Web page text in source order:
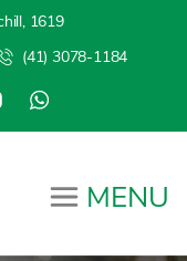
1619
(41) 3078-1184
MENU